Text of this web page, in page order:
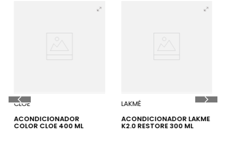
CLOE
ACONDICIONADOR
COLOR CLOE 400 ML
LAKMÉ
ACONDICIONADOR LAKME
K2.0 RESTORE 300 ML